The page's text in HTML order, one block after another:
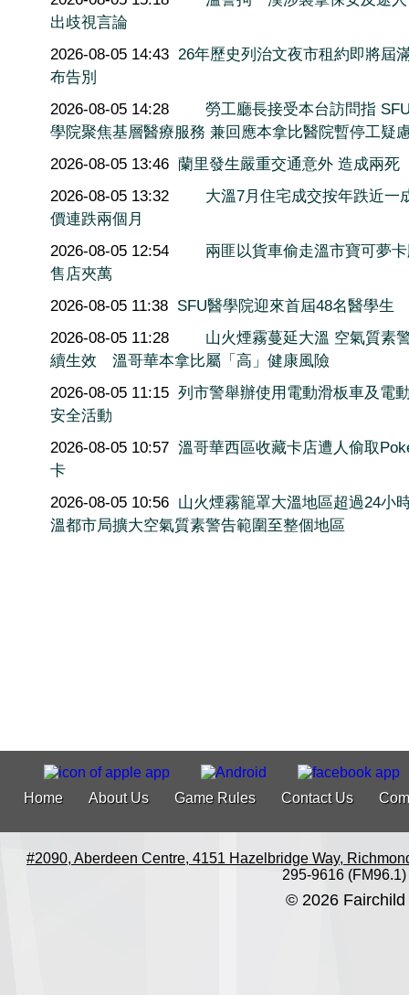
出歧視言論
2026-08-05 14:43 26年歷史列治文夜市租約即將屆
布告別
2026-08-05 14:28
勞工廳長接受本台訪問指
學院聚焦基層醫療服務 兼回應本拿比醫院暫停工疑
2026-08-05 13:46 蘭里發生嚴重交通意外 造成兩死
2026-08-05 13:32
大溫7月住宅成交按年跌近
價連跌兩個月
2026-08-05 12:54
兩匪以貨車偷走溫市寶可夢
售店夾萬
2026-08-05 11:38 SFU醫學院迎來首屆48名醫學生
2026-08-05 11:28
山火煙霧蔓延大溫 空氣質素
續生效 溫哥華本拿比屬「高」健康風險
2026-08-05 11:15 列市警舉辦使用電動滑板車及電
安全活動
2026-08-05 10:57 溫哥華西區收藏卡店遭人偷取
卡
2026-08-05 10:56 山火煙霧籠罩大溫地區超過24小
溫都市局擴大空氣質素警告範圍至整個地區
Home About Us Game Rules Contact Us
#2090, Aberdeen Centre, 4151 Hazelbridge Way,
295-9616 (FM96.1)
© 2026 Fairchild